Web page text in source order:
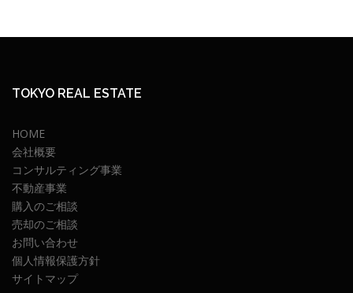
TOKYO REAL ESTATE
HOME
会社概要
コンサルティング事業
不動産事業
購入のご相談
売却のご相談
お問い合わせ
個人情報保護方針
サイトマップ